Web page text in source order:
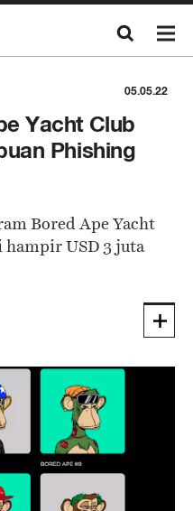
05.05.22
Yacht Club
Phishing
Bored Ape Yacht
USD 3 juta